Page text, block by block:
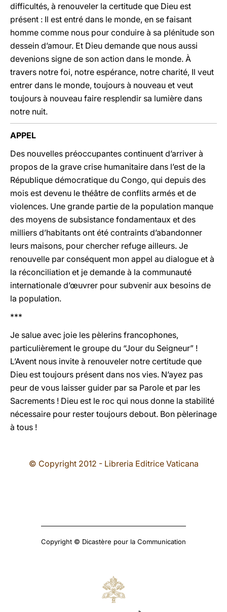
difficultés, à renouveler la certitude que Dieu est
présent : Il est entré dans le monde, en se faisant
homme comme nous pour conduire à sa plénitude son
dessein d’amour. Et Dieu demande que nous aussi
devenions signe de son action dans le monde. À
travers notre foi, notre espérance, notre charité, Il veut
entrer dans le monde, toujours à nouveau et veut
toujours à nouveau faire resplendir sa lumière dans
notre nuit.
APPEL
Des nouvelles préoccupantes continuent d’arriver à
propos de la grave crise humanitaire dans l’est de la
République démocratique du Congo, qui depuis des
mois est devenu le théâtre de conflits armés et de
violences. Une grande partie de la population manque
des moyens de subsistance fondamentaux et des
milliers d’habitants ont été contraints d’abandonner
leurs maisons, pour chercher refuge ailleurs. Je
renouvelle par conséquent mon appel au dialogue et à
la réconciliation et je demande à la communauté
internationale d’œuvrer pour subvenir aux besoins de
la population.
***
Je salue avec joie les pèlerins francophones,
particulièrement le groupe du “Jour du Seigneur” !
L’Avent nous invite à renouveler notre certitude que
Dieu est toujours présent dans nos vies. N’ayez pas
peur de vous laisser guider par sa Parole et par les
Sacrements ! Dieu est le roc qui nous donne la stabilité
nécessaire pour rester toujours debout. Bon pèlerinage
à tous !
© Copyright 2012 - Libreria Editrice Vaticana
Copyright © Dicastère pour la Communication